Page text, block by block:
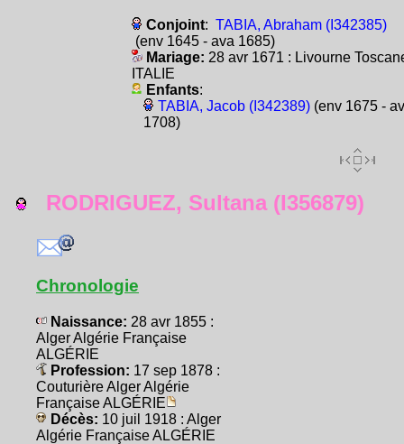
Conjoint: TABIA, Abraham (I342385)
(env 1645 - ava 1685)
Mariage: 28 avr 1671 : Livourne
ITALIE
Enfants:
TABIA, Jacob (I342389)(env 1675 -
1708)
RODRIGUEZ, Sultana (I356879)
Chronologie
Naissance: 28 avr 1855 :
Alger Algérie Française
ALGÉRIE
Profession: 17 sep 1878 :
Couturière Alger Algérie
Française ALGÉRIE
Décès: 10 juil 1918 : Alger
Algérie Française ALGÉRIE